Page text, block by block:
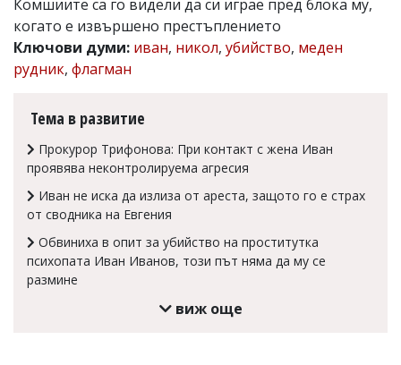
под
статиите
се
читателите
редакцията
носи
отговорност
Ако
откриете
обиден
Комшиите са го видели да си играе пред блока му,
когато е извършено престъплението
Ключови думи: иван, никол, убийство, меден
рудник, флагман
Тема в развитие
Прокурор Трифонова: При контакт с жена Иван
проявява неконтролируема агресия
Иван не иска да излиза от ареста, защото го е страх
от сводника на Евгения
Обвиниха в опит за убийство на проститутка
психопата Иван Иванов, този път няма да му се
размине
виж още